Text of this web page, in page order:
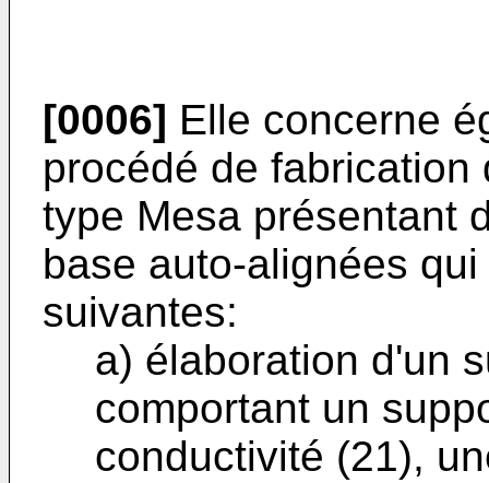
[0006] Elle concerne
procédé de
type Mesa présentant
base auto-alignées
suivantes:
a) élaboration d'un
comportant un
conductivité (21),